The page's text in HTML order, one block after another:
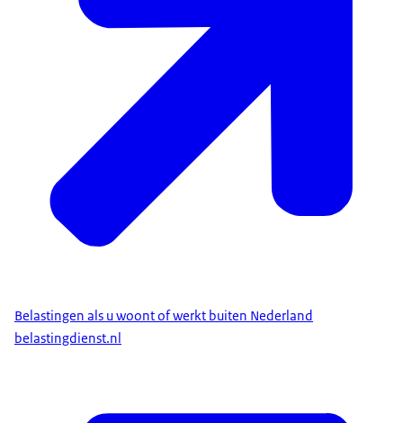
Belastingen als u woont of werkt buiten Nederland
belastingdienst.nl